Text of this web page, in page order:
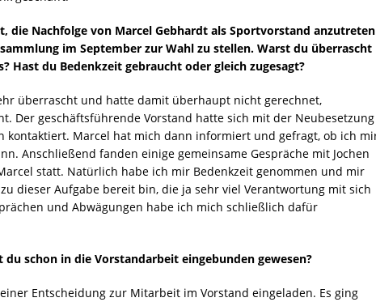
die Nachfolge von Marcel Gebhardt als Sportvorstand anzutreten
im September zur Wahl zu stellen. Warst du überrascht
Hast du Bedenkzeit gebraucht oder gleich zugesagt?
überrascht und hatte damit überhaupt nicht gerechnet,
Der geschäftsführende Vorstand hatte sich mit der Neubesetzung
kontaktiert. Marcel hat mich dann informiert und gefragt, ob ich
Anschließend fanden einige gemeinsame Gespräche mit Jochen
statt. Natürlich habe ich mir Bedenkzeit genommen und mir
dieser Aufgabe bereit bin, die ja sehr viel Verantwortung mit sich
und Abwägungen habe ich mich schließlich dafür
schon in die Vorstandarbeit eingebunden gewesen?
Entscheidung zur Mitarbeit im Vorstand eingeladen. Es ging